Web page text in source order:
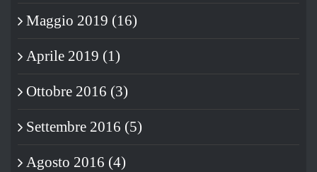
Maggio 2019 (16)
Aprile 2019 (1)
Ottobre 2016 (3)
Settembre 2016 (5)
Agosto 2016 (4)